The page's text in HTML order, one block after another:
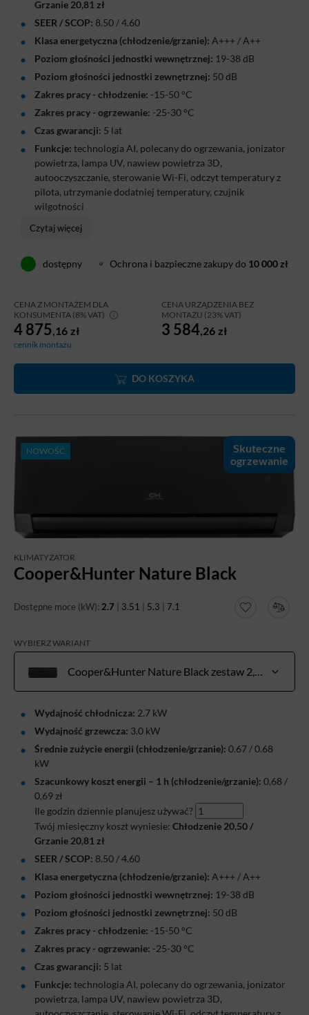
Grzanie 20,81 zł
SEER / SCOP: 8.50 / 4.60
Klasa energetyczna (chłodzenie/grzanie): A+++ / A++
Poziom głośności jednostki wewnętrznej: 19-38 dB
Poziom głośności jednostki zewnętrznej: 50 dB
Zakres pracy - chłodzenie: -15-50 °C
Zakres pracy - ogrzewanie: -25-30 °C
Czas gwarancji: 5 lat
Funkcje: technologia AI, polecany do ogrzewania, jonizator
powietrza, lampa UV, nawiew powietrza 3D,
autooczyszczanie, sterowanie Wi-Fi, odczyt temperatury z
pilota, utrzymanie dodatniej temperatury, czujnik
wilgotności
Klimatyzator Cooper&Hunter Nature White 2,7 kW to
niewielkiego salonu. Dzięki klasie energetycznej A+++ w
Model wyposażono w technologię AI, lampy UV,
jonizator powietrza oraz sterowanie WiFi, co przekłada
się na wygodną obsługę i czystsze powietrze w
Czytaj więcej
dostępny Ochrona i bazpieczne zakupy do 10 000 zł
CENA Z MONTAŻEM DLA
KONSUMENTA (8% VAT)
4 875 ,16 zł
cennik montażu
CENA URZĄDZENIA BEZ
MONTAŻU (23% VAT)
3 584 ,26 zł
DO KOSZYKA
Skuteczne
ogrzewanie
NOWOŚĆ
KLIMATYZATOR
Cooper&Hunter Nature Black
Dostępne moce (kW): 2.7 3.51 5.3 7.1
WYBIERZ WARIANT
Wydajność chłodnicza: 2.7 kW
Wydajność grzewcza: 3.0 kW
Średnie zużycie energii (chłodzenie/grzanie): 0.67 / 0.68
kW
Szacunkowy koszt energii – 1 h (chłodzenie/grzanie): 0,68 /
0,69 zł
Ile godzin dziennie planujesz używać?
Twój miesięczny koszt wyniesie: Chłodzenie 20,50 /
Grzanie 20,81 zł
SEER / SCOP: 8.50 / 4.60
Klasa energetyczna (chłodzenie/grzanie): A+++ / A++
Poziom głośności jednostki wewnętrznej: 19-38 dB
Poziom głośności jednostki zewnętrznej: 50 dB
Zakres pracy - chłodzenie: -15-50 °C
Zakres pracy - ogrzewanie: -25-30 °C
Czas gwarancji: 5 lat
Funkcje: technologia AI, polecany do ogrzewania, jonizator
powietrza, lampa UV, nawiew powietrza 3D,